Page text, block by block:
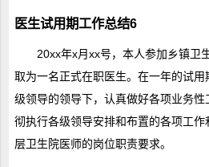
医生试用期工作总结6
20xx年x月xx号，本人参加乡镇卫
取为一名正式在职医生。在一年的试
级领导的领导下，认真做好各项业务
彻执行各级领导安排和布置的各项工
层卫生院医师的岗位职责要求。